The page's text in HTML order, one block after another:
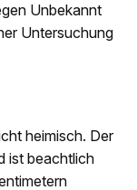
Unbekannt
Untersuchung
heimisch. Der
ist beachtlich